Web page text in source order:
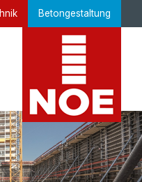
Betongestaltung